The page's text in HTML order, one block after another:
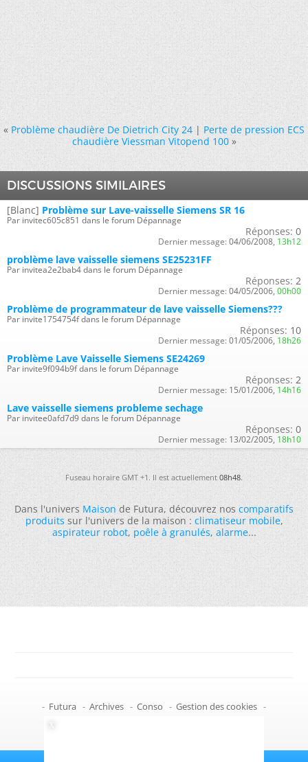
« Problème chaudière De Dietrich City 24|Perte de pression ECS
chaudière Viessman Vitopend 100 »
DISCUSSIONS SIMILAIRES
[Blanc] Problème sur Lave-vaisselle Siemens SR 16
Par invitec605c851 dans le forum Dépannage
Réponses: 0
Dernier message: 04/06/2008, 13h12
problème lave vaisselle siemens SE25231FF
Par invitea2e2bab4 dans le forum Dépannage
Réponses: 2
Dernier message: 04/05/2006, 00h00
Problème de programmateur de lave vaisselle Siemens???
Par invite1754754f dans le forum Dépannage
Réponses: 10
Dernier message: 01/05/2006, 18h26
Problème Lave Vaisselle Siemens SE24269
Par invite9f094b9f dans le forum Dépannage
Réponses: 2
Dernier message: 15/01/2006, 14h16
Lave vaisselle siemens probleme sechage
Par invitee0afd7d9 dans le forum Dépannage
Réponses: 0
Dernier message: 13/02/2005, 18h10
Fuseau horaire GMT +1. Il est actuellement08h48.
Dans l'universMaisonde Futura, découvrez noscomparatifs
produitssur l'univers de la maison :climatiseur mobile,
aspirateur robot,poêle à granulés,alarme...
- Futura - Archives - Conso - Gestion des cookies -